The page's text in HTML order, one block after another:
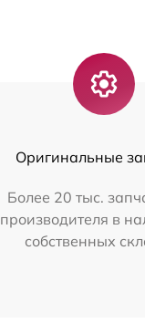
Оригинальные
Более 20 тыс.
производителя в
собственных